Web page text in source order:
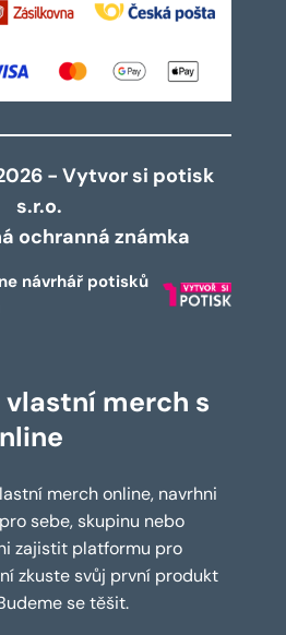
- Vytvor si potisk
s.r.o.
ochranná známka
návrhář potisků
merch s
merch online, navrhni
sebe, skupinu nebo
zajistit platformu pro
zkuste svůj první produkt
se těšit.